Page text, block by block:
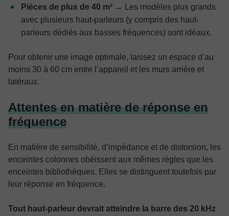
Pièces de plus de 40 m² → Les modèles plus grands
avec plusieurs haut-parleurs (y compris des haut-
parleurs dédiés aux basses fréquences) sont idéaux.
Pour obtenir une image optimale, laissez un espace d’au
moins 30 à 60 cm entre l’appareil et les murs arrière et
latéraux.
Attentes en matière de réponse en
fréquence
En matière de sensibilité, d’impédance et de distorsion, les
enceintes colonnes obéissent aux mêmes règles que les
enceintes bibliothèques. Elles se distinguent toutefois par
leur réponse en fréquence.
Tout haut-parleur devrait atteindre la barre des 20 kHz